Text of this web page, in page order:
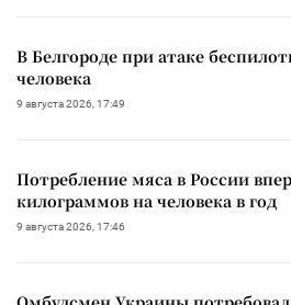
В Белгороде при атаке
человека
9 августа 2026, 17:49
Потребление мяса в России
килограммов на человека в год
9 августа 2026, 17:46